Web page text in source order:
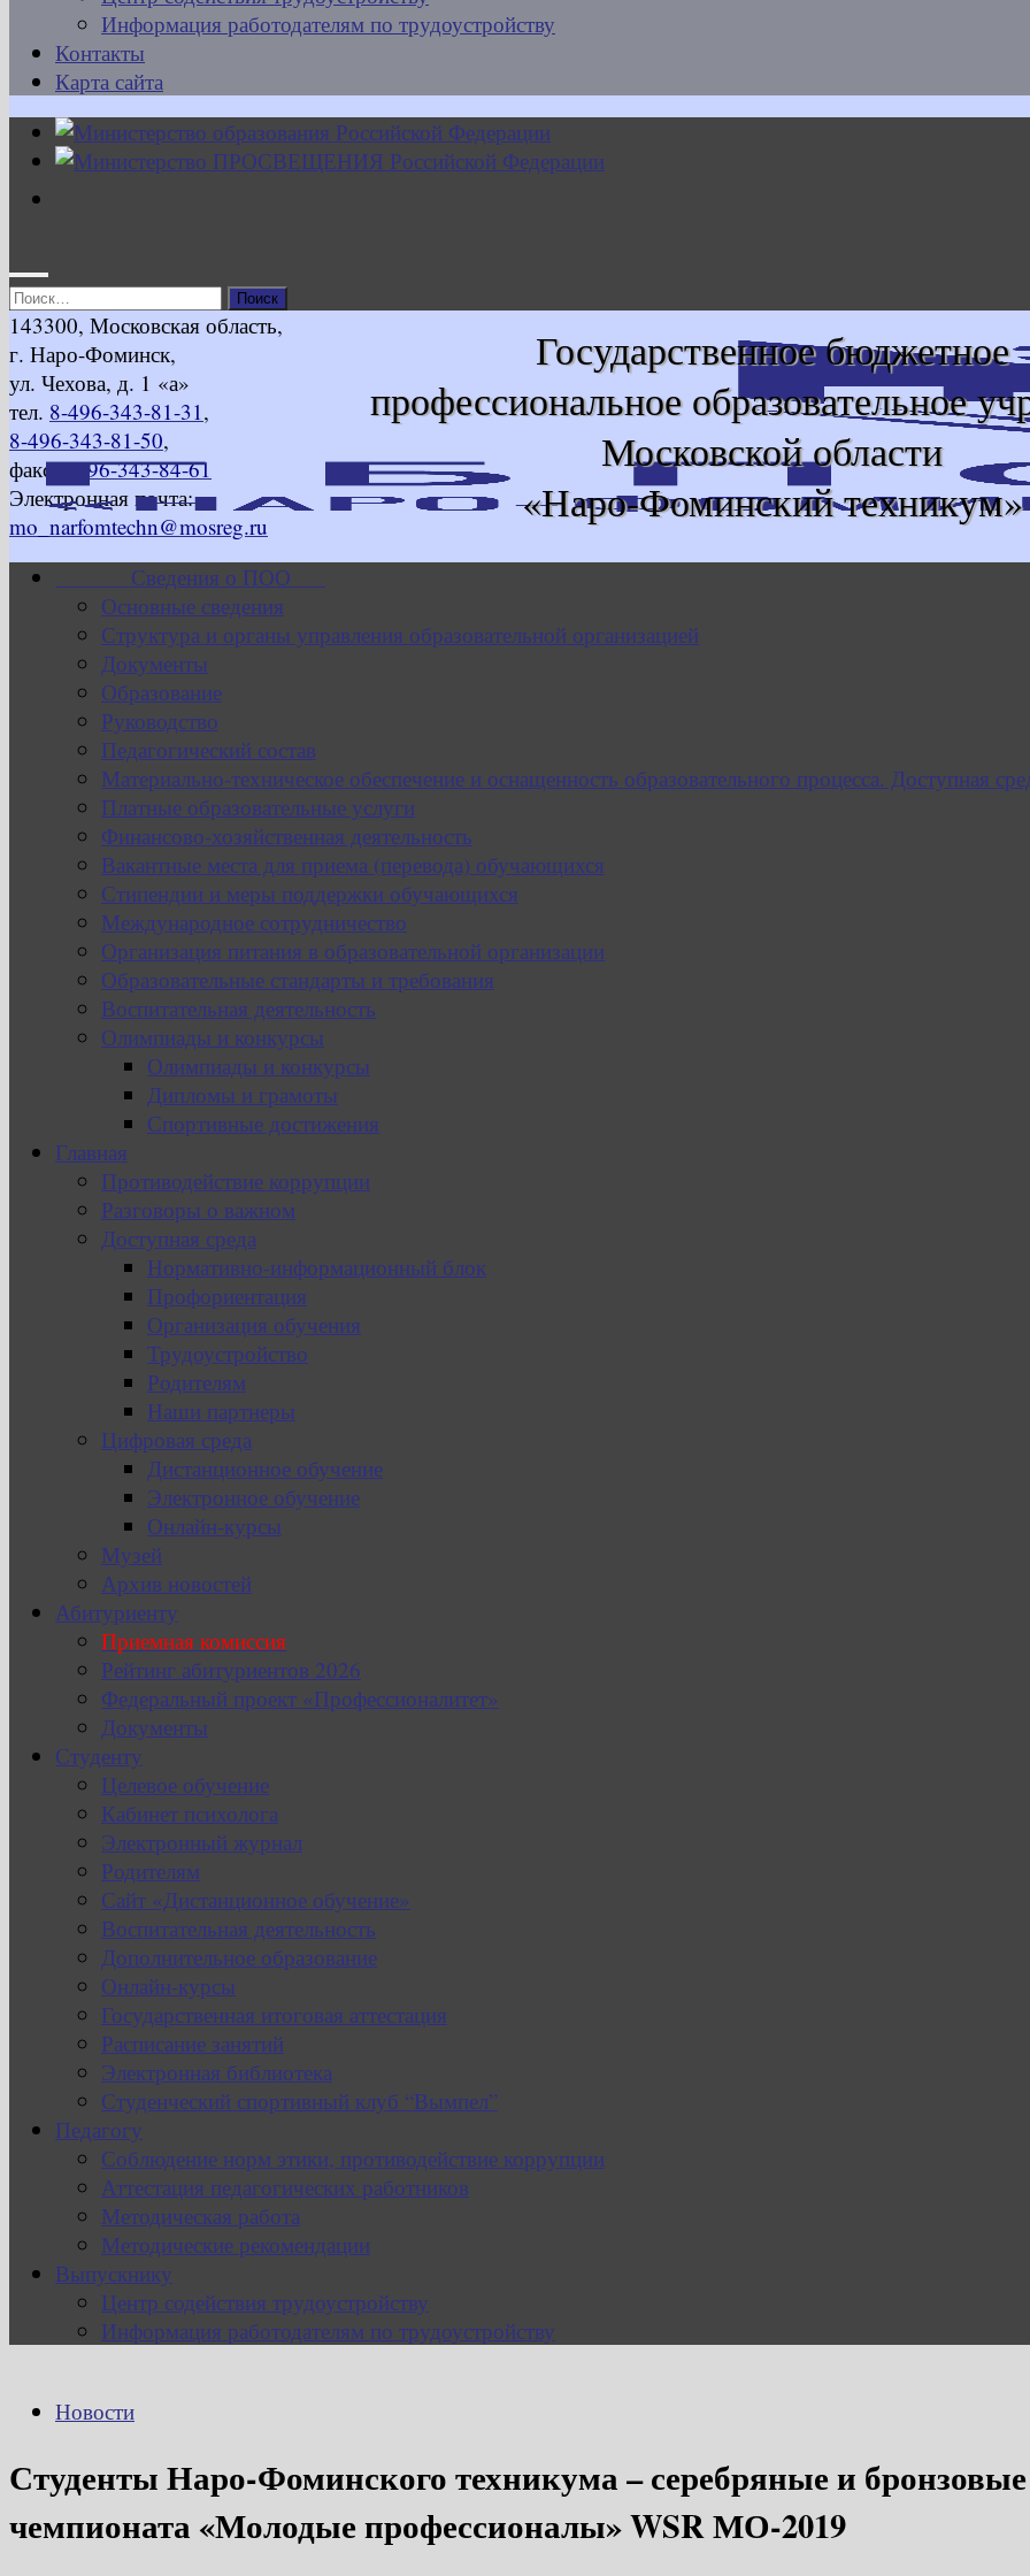
Информация работодателям по трудоустройству
Контакты
Карта сайта
Найти:
Государственное бюджетное
профессиональное образовательное
Московской области
«Наро-Фоминский техникум»
143300, Московская область,
г. Наро-Фоминск,
ул. Чехова, д. 1 «а»
тел. 8-496-343-81-31,
8-496-343-81-50,
факс8-496-343-84-61
Электронная почта:
mo_narfomtechn@mosreg.ru
Сведения о ПОО
Основные сведения
Структура и органы управления образовательной организацией
Документы
Образование
Руководство
Педагогический состав
Материально-техническое обеспечение и оснащенность образовательного процесса. Доступная
Платные образовательные услуги
Финансово-хозяйственная деятельность
Вакантные места для приема (перевода) обучающихся
Стипендии и меры поддержки обучающихся
Международное сотрудничество
Организация питания в образовательной организации
Образовательные стандарты и требования
Воспитательная деятельность
Олимпиады и конкурсы
Олимпиады и конкурсы
Дипломы и грамоты
Спортивные достижения
Главная
Противодействие коррупции
Разговоры о важном
Доступная среда
Нормативно-информационный блок
Профориентация
Организация обучения
Трудоустройство
Родителям
Наши партнеры
Цифровая среда
Дистанционное обучение
Электронное обучение
Онлайн-курсы
Музей
Архив новостей
Абитуриенту
Приемная комиссия
Рейтинг абитуриентов 2026
Федеральный проект «Профессионалитет»
Документы
Студенту
Целевое обучение
Кабинет психолога
Электронный журнал
Родителям
Сайт «Дистанционное обучение»
Воспитательная деятельность
Дополнительное образование
Онлайн-курсы
Государственная итоговая аттестация
Расписание занятий
Электронная библиотека
Студенческий спортивный клуб “Вымпел”
Педагогу
Соблюдение норм этики, противодействие коррупции
Аттестация педагогических работников
Методическая работа
Методические рекомендации
Выпускнику
Центр содействия трудоустройству
Информация работодателям по трудоустройству
Новости
Студенты Наро-Фоминского техникума – серебряные и
чемпионата «Молодые профессионалы» WSR МО-2019